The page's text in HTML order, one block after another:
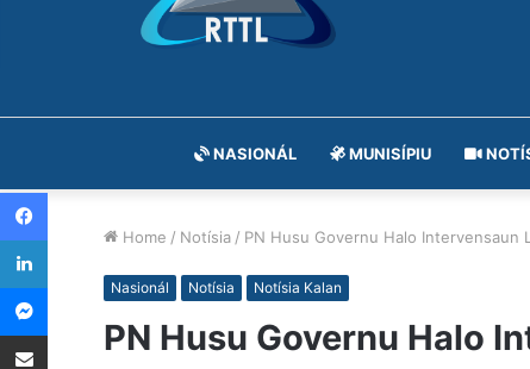
NASIONÁL MUNISÍPIU
Home / Notísia / PN Husu Governu Halo Intervensaun
Nasionál Notísia Notísia Kalan
PN Husu Governu Halo
Facebook
LinkedIn
Messenger